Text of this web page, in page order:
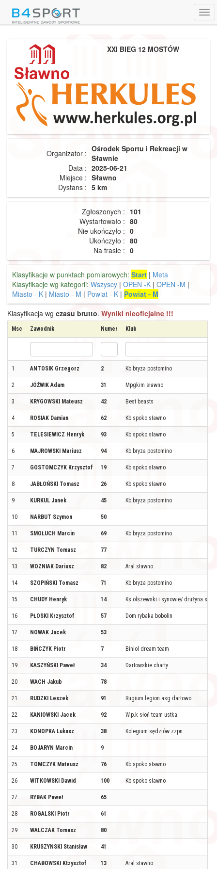
XXI BIEG 12 MOSTÓW
Organizator : Ośrodek Sportu i Rekreacji w
Sławnie
Data : 2025-06-21
Miejsce : Sławno
Dystans : 5 km
Zgłoszonych : 101
Wystartowało : 80
Nie ukończyło : 0
Ukończyło : 80
Na trasie : 0
Klasyfikacje w punktach pomiarowych: Start | Meta
Klasyfikacje wg kategorii: Wszyscy | OPEN -K | OPEN -M |
Miasto - K | Miasto - M | Powiat - K | Powiat - M
Klasyfikacja wg czasu brutto. Wyniki nieoficjalne !!!
Msc Zawodnik Numer Klub
1 ANTOSIK Grzegorz 2 Kb bryza postomino
2 JÓŹWIK Adam 31 Mpgkim sławno
3 KRYGOWSKI Mateusz 42 Best beasts
4 ROSIAK Damian 62 Kb spoko sławno
5 TELESIEWICZ Henryk 93 Kb spoko sławno
6 MAJROWSKI Mariusz 94 Kb bryza postomino
7 GOSTOMCZYK Krzysztof 19 Kb spoko sławno
8 JABŁOŃSKI Tomasz 26 Kb spoko sławno
9 KURKUL Janek 45 Kb bryza postomino
10 NARBUT Szymon 50
11 SMOŁUCH Marcin 69 Kb bryza postomino
12 TURCZYN Tomasz 77
13 WOZNIAK Dariusz 82 Aral sławno
14 SZOPIŃSKI Tomasz 71 Kb bryza postomino
15 CHUDY Henryk 14 Ks olszewski i synowie/ drużyna
16 PŁOSKI Krzysztof 57 Dom rybaka bobolin
17 NOWAK Jacek 53
18 BIŃCZYK Piotr 7 Biniol dream team
19 KASZYŃSKI Paweł 34 Darłowskie charty
20 WACH Jakub 78
21 RUDZKI Leszek 91 Rugium legion asg darłowo
22 KANIOWSKI Jacek 92 W.p.k słoń team ustka
23 KONOPKA Lukasz 38 Kolegium sędziów zzpn
24 BOJARYN Marcin 9
25 TOMCZYK Mateusz 76 Kb spoko sławno
26 WITKOWSKI Dawid 100 Kb spoko sławno
27 RYBAK Paweł 65
28 ROGALSKI Piotr 61
29 WALCZAK Tomasz 80
30 KRUSZYNSKI Stanisław 41
31 CHABOWSKI Ktzysztof 13 Aral sławno